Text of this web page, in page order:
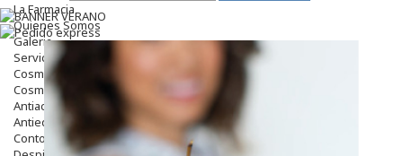
La Farmacia
Quienes Somos
Galeria
Servicios
Cosmética
Cosmética Facial
Antiacné
Antiedad
Contorno De Ojos